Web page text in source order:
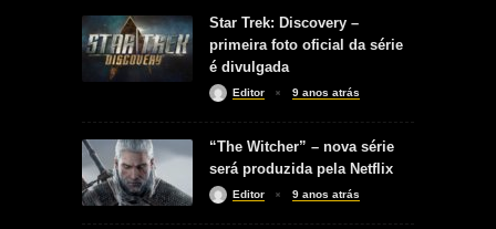
Star Trek: Discovery –
primeira foto oficial da série
é divulgada
Editor 9 anos atrás
“The Witcher” – nova série
será produzida pela Netflix
Editor 9 anos atrás